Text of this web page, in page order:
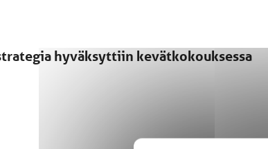
hyväksyttiin kevätkokouksessa